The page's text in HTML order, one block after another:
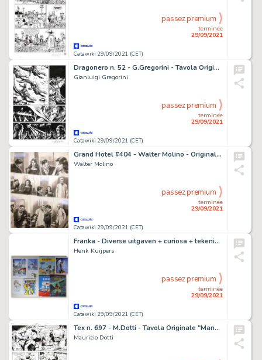
Catawiki 29/09/2021 (CET)
terminée
29/09/2021
passez premium
Dragonero n. 52 - G.Gregorini - Tavola Originale "Silenzio bianco" - Page volante - Exemplaire unique - (2017)
Gianluigi Gregorini
Catawiki 29/09/2021 (CET)
terminée
29/09/2021
passez premium
Grand Hotel #404 - Walter Molino - Original Page - Page volante - Exemplaire unique - (1954)
Walter Molino
Catawiki 29/09/2021 (CET)
terminée
29/09/2021
passez premium
Franka - Diverse uitgaven + curiosa + tekening - 2x hc / 2x sc / 3x Ex Libris / 1x Portfolio / 1x Sleutelhanger - EO - (1997/2016)
Henk Kuijpers
Catawiki 29/09/2021 (CET)
terminée
29/09/2021
passez premium
Tex n. 697 - M.Dotti - Tavola Originale "Manhattan" - Page volante - Exemplaire unique - (2008)
Maurizio Dotti